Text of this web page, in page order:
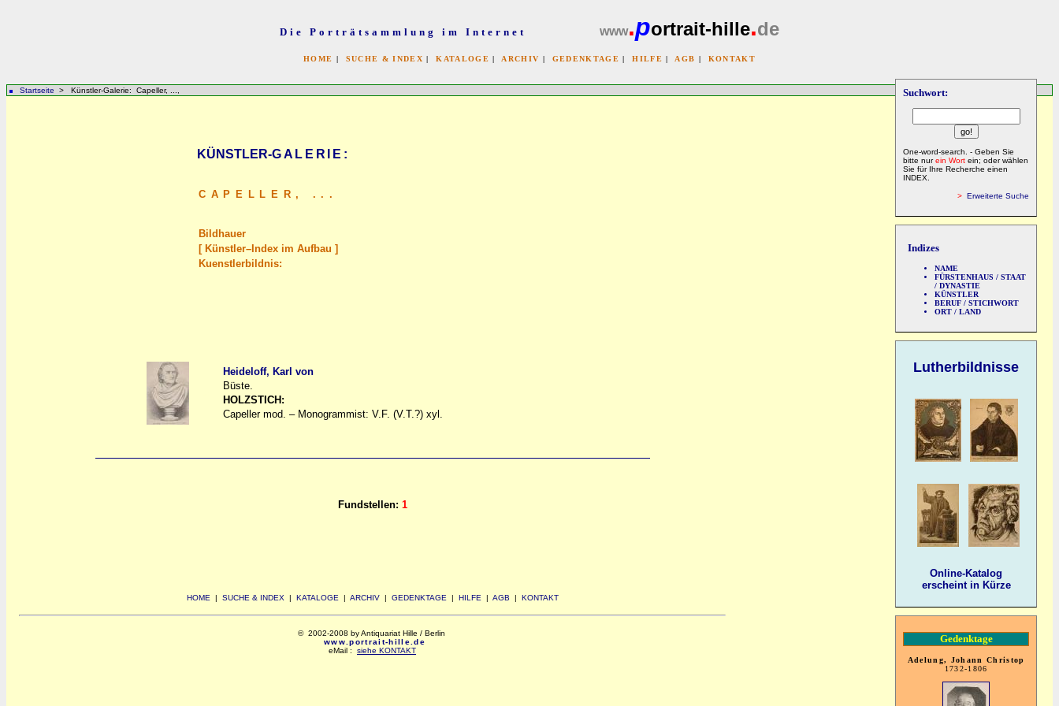
Die Porträtsammlung im Internet www.portrait-hille.de
HOME | SUCHE & INDEX |KATALOGE | ARCHIV | GEDENKTAGE |HILFE | AGB | KONTAKT
Suchwort:
One-word-search. - Geben Sie
bitte nurein Wort ein; oder wählen
Sie für Ihre Recherche einen
INDEX.
> Erweiterte Suche
Indizes
NAME
FÜRSTENHAUS / STAAT
/ DYNASTIE
KÜNSTLER
BERUF / STICHWORT
ORT / LAND
Lutherbildnisse
Online-Katalog
erscheint in Kürze
Gedenktage
Adelung, Johann Christop
1732-1806
Startseite > Künstler-Galerie: Capeller, ...,
KÜNSTLER-GALERIE :
CAPELLER, ...
Bildhauer
[ Künstler–Index im Aufbau ]
Kuenstlerbildnis:
Heideloff, Karl von
Büste.
HOLZSTICH:
Capeller mod. – Monogrammist: V.F. (V.T.?) xyl.
Fundstellen: 1
HOME | SUCHE & INDEX | KATALOGE | ARCHIV| GEDENKTAGE | HILFE | AGB | KONTAKT
© 2002-2008 by Antiquariat Hille / Berlin
www.portrait-hille.de
eMail : siehe KONTAKT